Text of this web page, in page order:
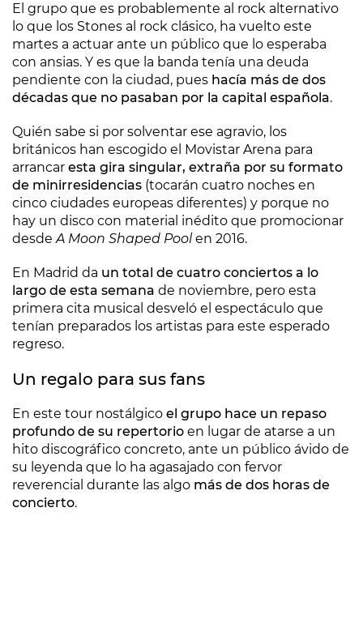
El grupo que es probablemente al rock alternativo
lo que los Stones al rock clásico, ha vuelto este
martes a actuar ante un público que lo esperaba
con ansias. Y es que la banda tenía una deuda
pendiente con la ciudad, pues hacía más de dos
décadas que no pasaban por la capital española.
Quién sabe si por solventar ese agravio, los
británicos han escogido el Movistar Arena para
arrancar esta gira singular, extraña por su formato
de minirresidencias (tocarán cuatro noches en
cinco ciudades europeas diferentes) y porque no
hay un disco con material inédito que promocionar
desdeA Moon Shaped Poolen 2016.
En Madrid da un total de cuatro conciertos a lo
largo de esta semana de noviembre, pero esta
primera cita musical desveló el espectáculo que
tenían preparados los artistas para este esperado
regreso.
Un regalo para sus fans
En este tour nostálgico el grupo hace un repaso
profundo de su repertorio en lugar de atarse a un
hito discográfico concreto, ante un público ávido de
su leyenda que lo ha agasajado con fervor
reverencial durante las algo más de dos horas de
concierto.